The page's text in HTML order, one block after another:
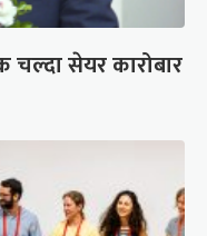
सेयर कारोबार